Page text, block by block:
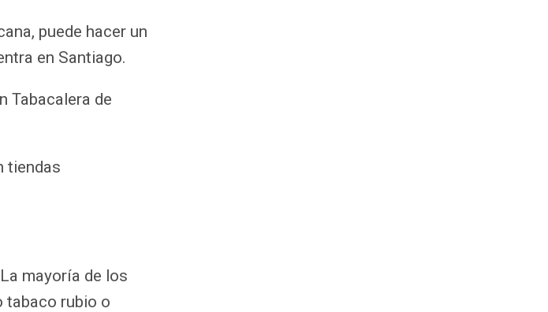
puede hacer un
en Santiago.
Tabacalera de
tiendas
mayoría de los
tabaco rubio o